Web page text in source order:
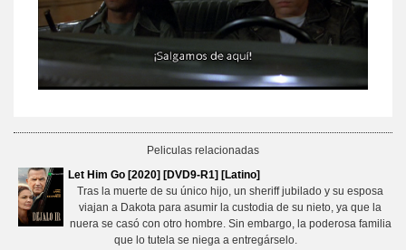
Peliculas relacionadas
Let Him Go [2020] [DVD9-R1] [Latino]
Tras la muerte de su único hijo, un sheriff jubilado y su esposa
viajan a Dakota para asumir la custodia de su nieto, ya que la
nuera se casó con otro hombre. Sin embargo, la poderosa familia
que lo tutela se niega a entregárselo.